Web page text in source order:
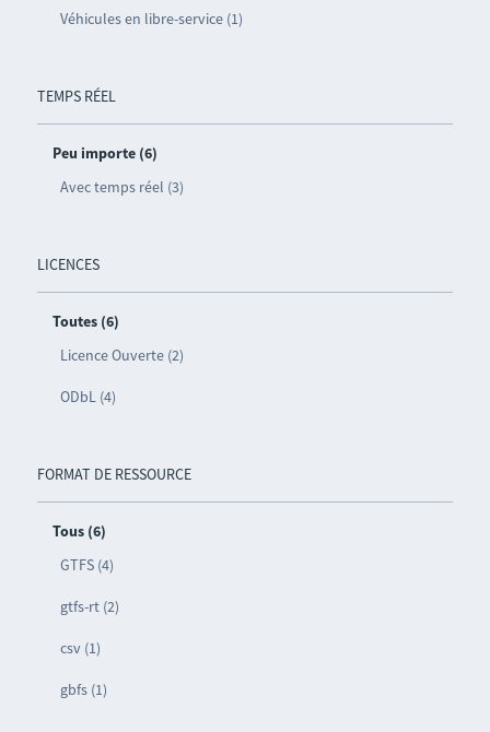
Véhicules en libre-service (1)
TEMPS RÉEL
Peu importe (6)
Avec temps réel (3)
LICENCES
Toutes (6)
Licence Ouverte (2)
ODbL (4)
FORMAT DE RESSOURCE
Tous (6)
GTFS (4)
gtfs-rt (2)
csv (1)
gbfs (1)